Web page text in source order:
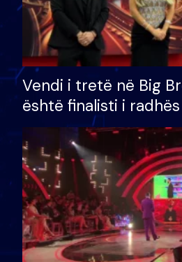
Vendi i tretë në Big
është finalisti i